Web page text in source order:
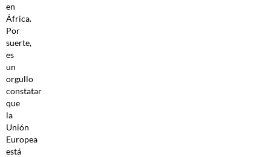
en
África.
Por
suerte,
es
un
orgullo
constatar
que
la
Unión
Europea
está